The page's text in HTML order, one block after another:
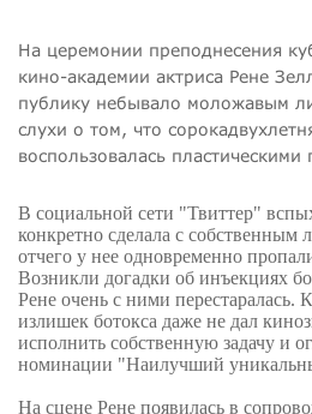
На церемонии преподнесения
кино-академии актриса Рене
публику небывало моложавым
слухи о том, что
воспользовалась
В социальной сети "Твиттер"
конкретно сделала с собственным
отчего у нее одновременно
Возникли догадки об инъекциях
Рене очень с ними перестаралась.
излишек ботокса даже не дал
исполнить собственную задачу и
номинации "Наилучший
На сцене Рене появилась в